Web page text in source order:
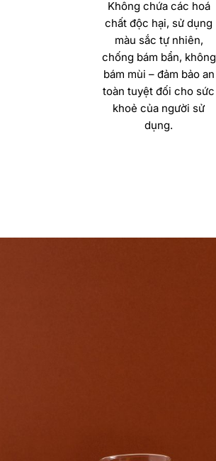
Không chứa các hoá
chất độc hại, sử dụng
màu sắc tự nhiên,
chống bám bẩn, không
bám mùi – đảm bảo an
toàn tuyệt đối cho sức
khoẻ của người sử
dụng.